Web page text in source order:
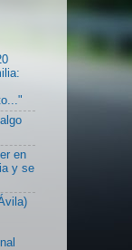
en
y se